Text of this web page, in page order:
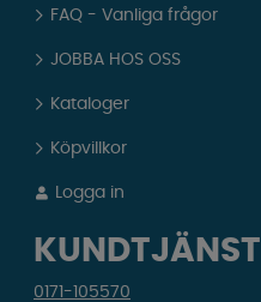
FAQ - Vanliga frågor
JOBBA HOS OSS
Kataloger
Köpvillkor
Logga in
KUNDTJÄNST
0171-105570